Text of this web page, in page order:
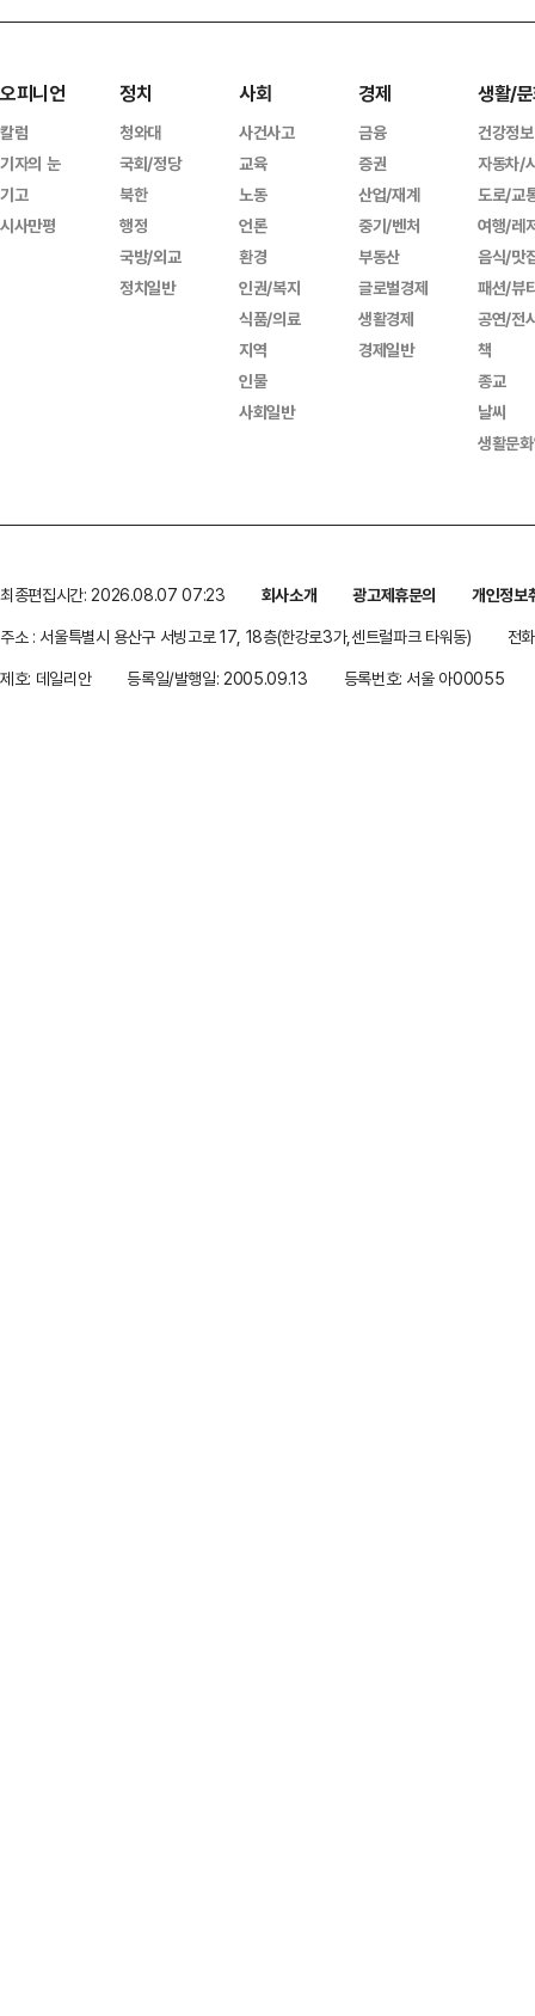
오피니언
칼럼
기자의 눈
기고
시사만평
정치
청와대
국회/정당
북한
행정
국방/외교
정치일반
사회
사건사고
교육
노동
언론
환경
인권/복지
식품/의료
지역
인물
사회일반
경제
금융
증권
산업/재계
중기/벤처
부동산
글로벌경제
생활경제
경제일반
생활/
건강정보
자동차/
도로/교
여행/레
음식/맛
패션/뷰
공연/전
책
종교
날씨
생활문
최종편집시간: 2026.08.07 07:23 회사소개 광고제휴문의
개인정보
주소 : 서울특별시 용산구 서빙고로 17, 18층(한강로3가,센트럴파크 타워동)
전
제호: 데일리안
등록일/발행일: 2005.09.13 등록번호: 서울 아00055